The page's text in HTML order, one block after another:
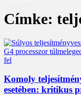
Címke:
Komoly
esetében: kritikus